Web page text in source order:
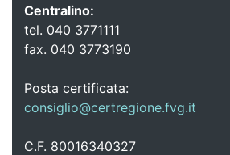
Centralino:
tel. 040 3771111
fax. 040 3773190
Posta certificata:
consiglio@certregione.fvg.it
C.F. 80016340327